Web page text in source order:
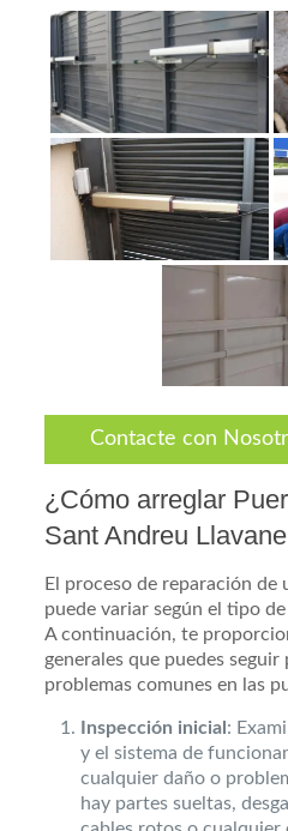
Contacte con
¿Cómo arreglar
Sant Andreu
El proceso de reparación de
puede variar según el tipo
A continuación, te
generales que puedes
problemas comunes en las
Inspección inicial :
y el sistema de
cualquier daño o
hay partes sueltas,